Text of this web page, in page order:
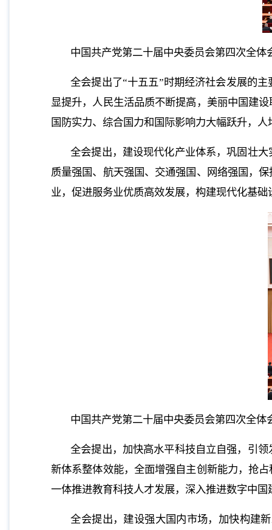
中国共产党第二十届中央委员会第四次全
全会提出了“十五五”时期经济社会发展的
显提升，人民生活品质不断提高，美丽中国建
国防实力、综合国力和国际影响力大幅跃升，
全会提出，建设现代化产业体系，巩固壮
质量强国、航天强国、交通强国、网络强国，
业，促进服务业优质高效发展，构建现代化基础
中国共产党第二十届中央委员会第四次全
全会提出，加快高水平科技自立自强，引
新体系整体效能，全面增强自主创新能力，抢
一体推进教育科技人才发展，深入推进数字中国
全会提出，建设强大国内市场，加快构建